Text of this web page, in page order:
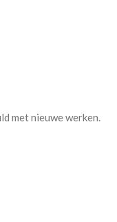
met nieuwe werken.